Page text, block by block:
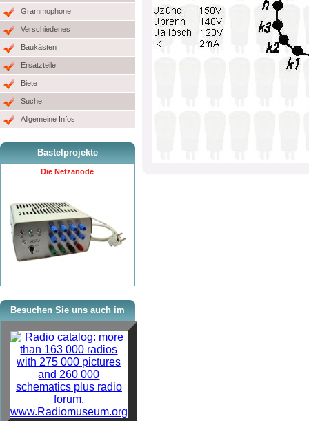
Grammophone
Verschiedenes
Baukästen
Ersatzteile
Biete
Suche
Allgemeine Infos
Bastelprojekte
Die Netzanode
Besuchen Sie uns auch im
www.Radiomuseum.org